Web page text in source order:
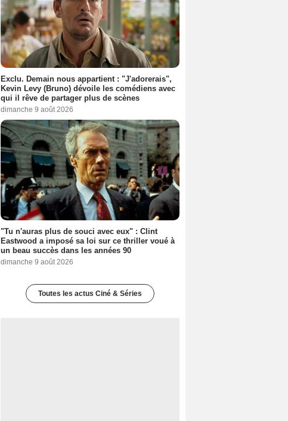
Exclu. Demain nous appartient : "J'adorerais",
Kevin Levy (Bruno) dévoile les comédiens avec
qui il rêve de partager plus de scènes
dimanche 9 août 2026
"Tu n'auras plus de souci avec eux" : Clint
Eastwood a imposé sa loi sur ce thriller voué à
un beau succès dans les années 90
dimanche 9 août 2026
Toutes les actus Ciné & Séries